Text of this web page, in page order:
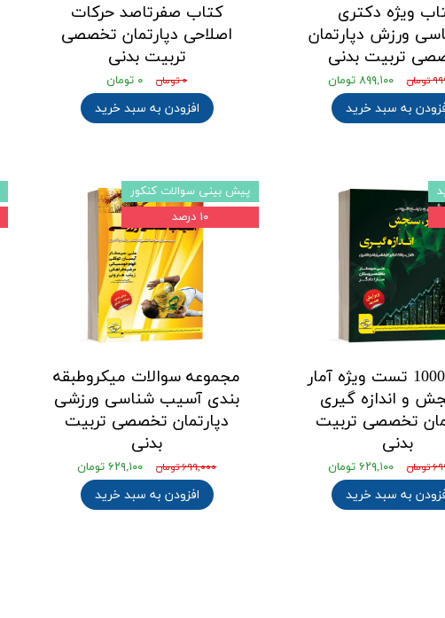
ویژه دکتری
ورزش دپارتمان
تربیت بدنی
۸۹۹,۱۰۰ تومان
به سبد خرید
کتاب صفرتاصد حرکات
اصلاحی دپارتمان تخصصی
تربیت بدنی
۰ تومان ۰ تومان
افزودن به سبد خرید
کتاب 1000 تست ویژه آمار
و اندازه گیری
تخصصی تربیت
بدنی
۶۲۹,۱۰۰ تومان
به سبد خرید
مجموعه سوالات میکروطبقه
بندی آسیب شناسی ورزشی
دپارتمان تخصصی تربیت
بدنی
۶۹۹,۰۰۰ تومان ۶۲۹,۱۰۰ تومان
افزودن به سبد خرید
پیش بینی سوالات کنکور
۱۰ درصد